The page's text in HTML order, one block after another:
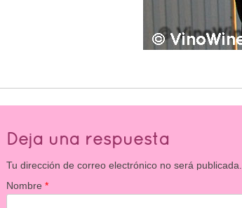
Deja una respuesta
Tu dirección de correo electrónico no será publicada.
Nombre*